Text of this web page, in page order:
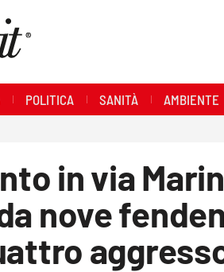
POLITICA SANITÀ AMBIENTE
in via
nove